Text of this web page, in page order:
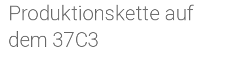
e
w
i
Produktionskette auf
dem 37C3